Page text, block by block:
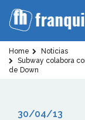
Home
Noticias
Subway colabora
de Down
30/04/13